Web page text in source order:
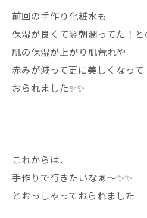
前回の手作り化粧水も
保湿が良くて翌朝潤ってた！と
肌の保湿が上がり肌荒れや
赤みが減って更に美しくなって
おられました✨✨
これからは、
手作りで行きたいなぁ〜✨✨
とおっしゃっておられました